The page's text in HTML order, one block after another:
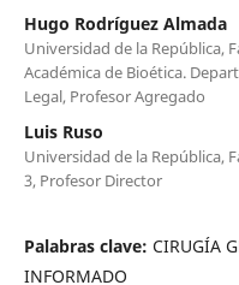
Hugo Rodríguez Almada
Universidad de la República,
Académica de Bioética.
Legal, Profesor Agregado
Luis Ruso
Universidad de la República,
3, Profesor Director
Palabras clave: CIRUGÍA
INFORMADO